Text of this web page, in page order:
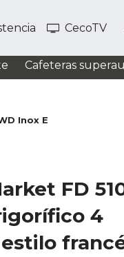
CecoTV
Cafeteras
Inox E
FD
4